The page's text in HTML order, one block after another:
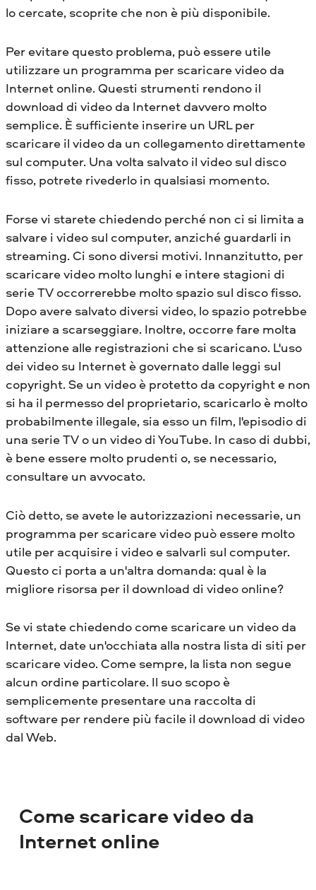
lo cercate, scoprite che non è più disponibile.
Per evitare questo problema, può essere utile
utilizzare un programma per scaricare video da
Internet online. Questi strumenti rendono il
download di video da Internet davvero molto
semplice. È sufficiente inserire un URL per
scaricare il video da un collegamento direttamente
sul computer. Una volta salvato il video sul disco
fisso, potrete rivederlo in qualsiasi momento.
Forse vi starete chiedendo perché non ci si limita a
salvare i video sul computer, anziché guardarli in
streaming. Ci sono diversi motivi. Innanzitutto, per
scaricare video molto lunghi e intere stagioni di
serie TV occorrerebbe molto spazio sul disco fisso.
Dopo avere salvato diversi video, lo spazio potrebbe
iniziare a scarseggiare. Inoltre, occorre fare molta
attenzione alle registrazioni che si scaricano. L'uso
dei video su Internet è governato dalle leggi sul
copyright. Se un video è protetto da copyright e non
si ha il permesso del proprietario, scaricarlo è molto
probabilmente illegale, sia esso un film, l'episodio di
una serie TV o un video di YouTube. In caso di dubbi,
è bene essere molto prudenti o, se necessario,
consultare un avvocato.
Ciò detto, se avete le autorizzazioni necessarie, un
programma per scaricare video può essere molto
utile per acquisire i video e salvarli sul computer.
Questo ci porta a un'altra domanda: qual è la
migliore risorsa per il download di video online?
Se vi state chiedendo come scaricare un video da
Internet, date un'occhiata alla nostra lista di siti per
scaricare video. Come sempre, la lista non segue
alcun ordine particolare. Il suo scopo è
semplicemente presentare una raccolta di
software per rendere più facile il download di video
dal Web.
Come scaricare video da
Internet online